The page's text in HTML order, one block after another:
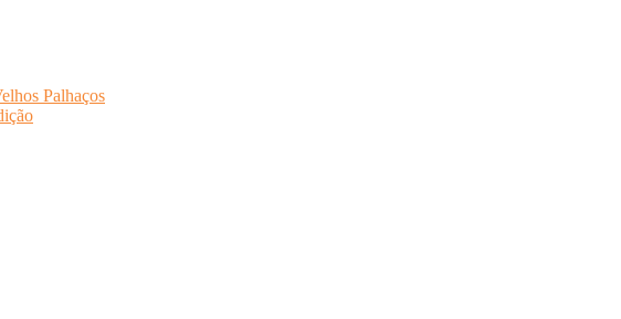
Palhaços